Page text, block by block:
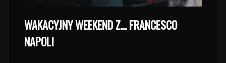
WAKACYJNY WEEKEND Z… FRANCESCO
NAPOLI